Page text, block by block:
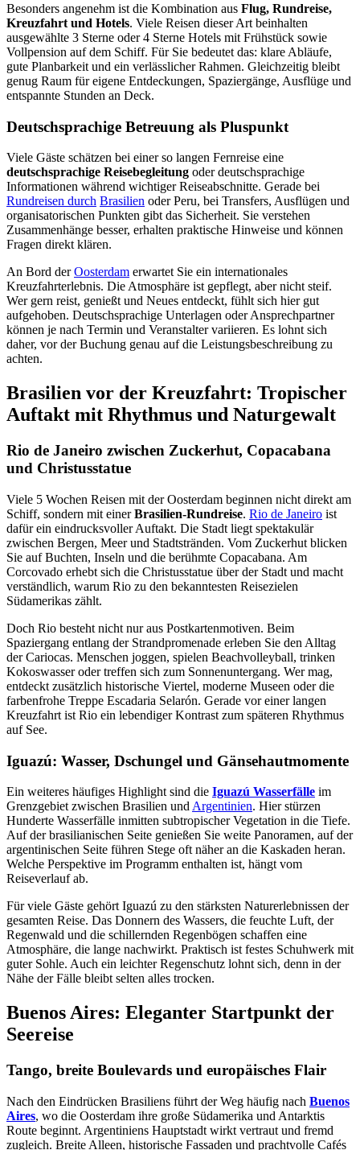
Besonders angenehm ist die Kombination aus Flug, Rundreise,
Kreuzfahrt und Hotels. Viele Reisen dieser Art beinhalten
ausgewählte 3 Sterne oder 4 Sterne Hotels mit Frühstück sowie
Vollpension auf dem Schiff. Für Sie bedeutet das: klare Abläufe,
gute Planbarkeit und ein verlässlicher Rahmen. Gleichzeitig bleibt
genug Raum für eigene Entdeckungen, Spaziergänge, Ausflüge und
entspannte Stunden an Deck.
Deutschsprachige Betreuung als Pluspunkt
Viele Gäste schätzen bei einer so langen Fernreise eine
deutschsprachige Reisebegleitung oder deutschsprachige
Informationen während wichtiger Reiseabschnitte. Gerade bei
Rundreisen durch Brasilien oder Peru, bei Transfers, Ausflügen und
organisatorischen Punkten gibt das Sicherheit. Sie verstehen
Zusammenhänge besser, erhalten praktische Hinweise und können
Fragen direkt klären.
An Bord derOosterdam erwartet Sie ein internationales
Kreuzfahrterlebnis. Die Atmosphäre ist gepflegt, aber nicht steif.
Wer gern reist, genießt und Neues entdeckt, fühlt sich hier gut
aufgehoben. Deutschsprachige Unterlagen oder Ansprechpartner
können je nach Termin und Veranstalter variieren. Es lohnt sich
daher, vor der Buchung genau auf die Leistungsbeschreibung zu
achten.
Brasilien vor der Kreuzfahrt: Tropischer
Auftakt mit Rhythmus und Naturgewalt
Rio de Janeiro zwischen Zuckerhut, Copacabana
und Christusstatue
Viele 5 Wochen Reisen mit der Oosterdam beginnen nicht direkt am
Schiff, sondern mit einerBrasilien-Rundreise. Rio de Janeiro ist
dafür ein eindrucksvoller Auftakt. Die Stadt liegt spektakulär
zwischen Bergen, Meer und Stadtstränden. Vom Zuckerhut blicken
Sie auf Buchten, Inseln und die berühmte Copacabana. Am
Corcovado erhebt sich die Christusstatue über der Stadt und macht
verständlich, warum Rio zu den bekanntesten Reisezielen
Südamerikas zählt.
Doch Rio besteht nicht nur aus Postkartenmotiven. Beim
Spaziergang entlang der Strandpromenade erleben Sie den Alltag
der Cariocas. Menschen joggen, spielen Beachvolleyball, trinken
Kokoswasser oder treffen sich zum Sonnenuntergang. Wer mag,
entdeckt zusätzlich historische Viertel, moderne Museen oder die
farbenfrohe Treppe Escadaria Selarón. Gerade vor einer langen
Kreuzfahrt ist Rio ein lebendiger Kontrast zum späteren Rhythmus
auf See.
Iguazú: Wasser, Dschungel und Gänsehautmomente
Ein weiteres häufiges Highlight sind die Iguazú Wasserfälle im
Grenzgebiet zwischen Brasilien und Argentinien. Hier stürzen
Hunderte Wasserfälle inmitten subtropischer Vegetation in die Tiefe.
Auf der brasilianischen Seite genießen Sie weite Panoramen, auf der
argentinischen Seite führen Stege oft näher an die Kaskaden heran.
Welche Perspektive im Programm enthalten ist, hängt vom
Reiseverlauf ab.
Für viele Gäste gehört Iguazú zu den stärksten Naturerlebnissen der
gesamten Reise. Das Donnern des Wassers, die feuchte Luft, der
Regenwald und die schillernden Regenbögen schaffen eine
Atmosphäre, die lange nachwirkt. Praktisch ist festes Schuhwerk mit
guter Sohle. Auch ein leichter Regenschutz lohnt sich, denn in der
Nähe der Fälle bleibt selten alles trocken.
Buenos Aires: Eleganter Startpunkt der
Seereise
Tango, breite Boulevards und europäisches Flair
Nach den Eindrücken Brasiliens führt der Weg häufig nach Buenos
Aires, wo die Oosterdam ihre große Südamerika und Antarktis
Route beginnt. Argentiniens Hauptstadt wirkt vertraut und fremd
zugleich. Breite Alleen, historische Fassaden und prachtvolle Cafés